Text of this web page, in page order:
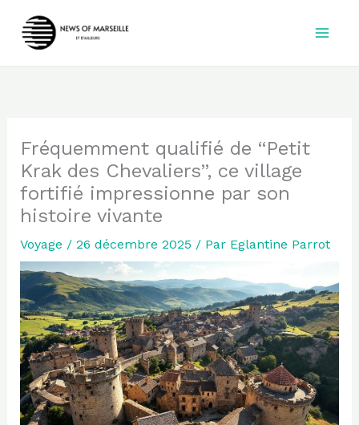
Fréquemment qualifié de “Petit
Krak des Chevaliers”, ce village
fortifié impressionne par son
histoire vivante
Voyage / 26 décembre 2025 / Par Eglantine Parrot